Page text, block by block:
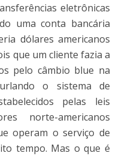
eletrônicas
uma conta bancária
dólares americanos
que um cliente fazia a
pelo câmbio blue na
o sistema de
pelas leis
norte-americanos
operam o serviço de
tempo. Mas o que é